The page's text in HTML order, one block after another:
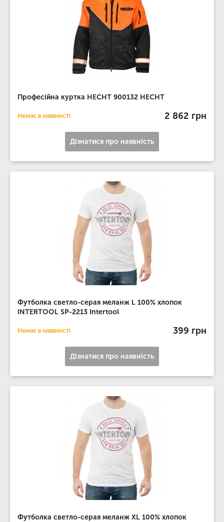
Професійна куртка HECHT 900132 HECHT
Немає в наявності 2 862 грн
Дізнатися про наявність
Футболка светло-серая меланж L 100% хлопок
INTERTOOL SP-2213 Intertool
Немає в наявності 399 грн
Дізнатися про наявність
Футболка светло-серая меланж XL 100% хлопок